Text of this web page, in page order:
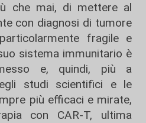
che mai, di mettere al
con diagnosi di tumore
fragile e
sistema immunitario è
e, quindi, più a
studi scientifici e le
più efficaci e mirate,
con CAR-T, ultima